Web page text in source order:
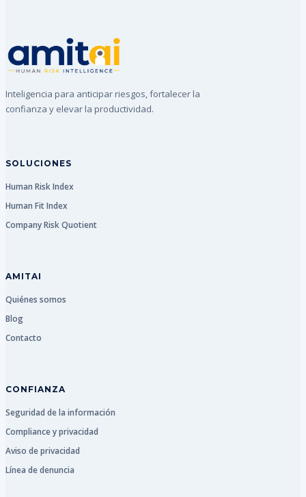
Inteligencia para anticipar riesgos, fortalecer la
confianza y elevar la productividad.
SOLUCIONES
Human Risk Index
Human Fit Index
Company Risk Quotient
AMITAI
Quiénes somos
Blog
Contacto
CONFIANZA
Seguridad de la información
Compliance y privacidad
Aviso de privacidad
Línea de denuncia